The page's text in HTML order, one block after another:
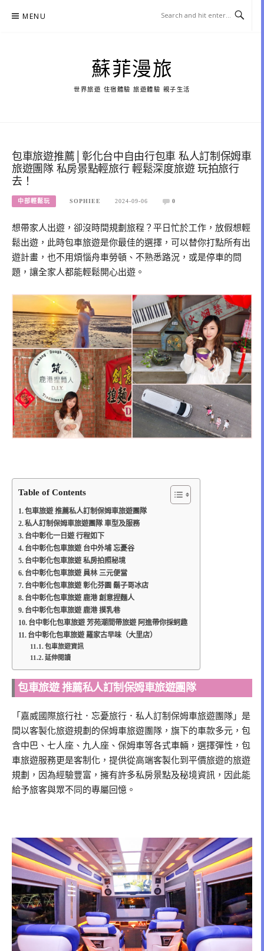
MENU
蘇菲漫旅
世界旅遊 住宿體驗 旅遊體驗 親子生活
包車旅遊推薦│彰化台中自由行包車 私人訂制保姆車
旅遊團隊 私房景點輕旅行 輕鬆深度旅遊 玩拍旅行
去！
中部輕鬆玩 SOPHIEE 2024-09-06 0
想帶家人出遊，卻沒時間規劃旅程？平日忙於工作，放假想輕
鬆出遊，此時包車旅遊是你最佳的選擇，可以替你打點所有出
遊計畫，也不用煩惱舟車勞頓、不熟悉路況，或是停車的問
題，讓全家人都能輕鬆開心出遊。
Table of Contents
包車旅遊 推薦私人訂制保姆車旅遊團隊
私人訂制保姆車旅遊團隊 車型及服務
台中彰化一日遊 行程如下
台中彰化包車旅遊 台中外埔 忘憂谷
台中彰化包車旅遊 私房拍照秘境
台中彰化包車旅遊 員林 三元便當
台中彰化包車旅遊 彰化芬園 鬍子哥冰店
台中彰化包車旅遊 鹿港 創意捏麵人
台中彰化包車旅遊 鹿港 摸乳巷
台中彰化包車旅遊 芳苑潮間帶旅遊 阿進帶你採蚵趣
台中彰化包車旅遊 羅家古早味（大里店）
包車旅遊資訊
延伸閱讀
包車旅遊 推薦私人訂制保姆車旅遊團隊
「嘉威國際旅行社．忘憂旅行．私人訂制保姆車旅遊團隊」是
間以客製化旅遊規劃的保姆車旅遊團隊，旗下的車款多元，包
含中巴、七人座、九人座、保姆車等各式車輛，選擇彈性，包
車旅遊服務更是客制化，提供從高端客製化到平價旅遊的旅遊
規劃，因為經驗豐富，擁有許多私房景點及秘境資訊，因此能
給予旅客與眾不同的專屬回憶。